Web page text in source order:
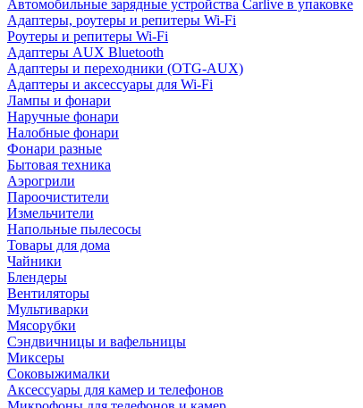
Автомобильные зарядные устройства Carlive в упаковке
Адаптеры, роутеры и репитеры Wi-Fi
Роутеры и репитеры Wi-Fi
Адаптеры AUX Bluetooth
Адаптеры и переходники (OTG-AUX)
Адаптеры и аксессуары для Wi-Fi
Лампы и фонари
Наручные фонари
Налобные фонари
Фонари разные
Бытовая техника
Аэрогрили
Пароочистители
Измельчители
Напольные пылесосы
Товары для дома
Чайники
Блендеры
Вентиляторы
Мультиварки
Мясорубки
Сэндвичницы и вафельницы
Миксеры
Соковыжималки
Аксессуары для камер и телефонов